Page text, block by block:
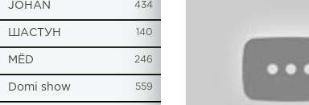
JOHAN 434
ШАСТУН 140
МЁD 246
Domi show 559